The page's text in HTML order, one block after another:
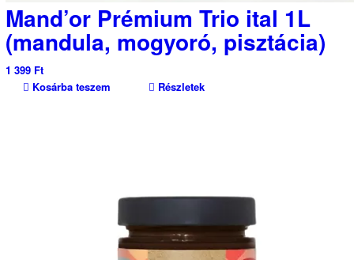
Mand’or Prémium Trio ital 1L
(mandula, mogyoró, pisztácia)
1 399 Ft
Kosárba teszem
Részletek